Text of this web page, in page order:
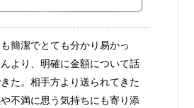
簡潔でとても分かり易かっ
より、明確に金額について話
た。相手方より送られてきた
不満に思う気持ちにも寄り添